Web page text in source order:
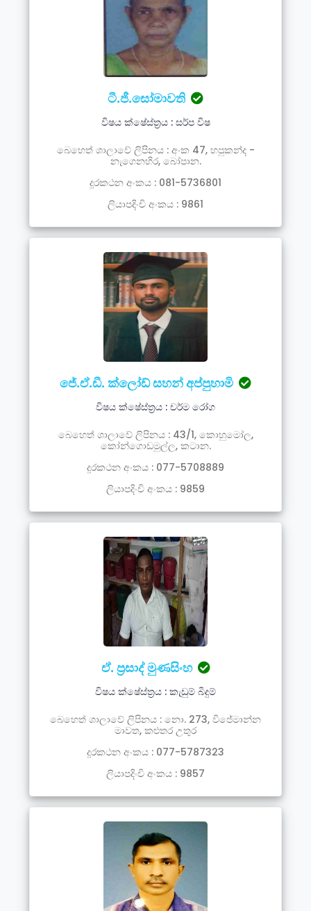
ටී.ජී.සෝමාවති
විෂය ක්ෂේස්ත්‍රය : සර්ප විෂ
බෙහෙත් ශාලාවේ ලිපිනය : අංක 47, හපුකන්ද -
නැගෙනහිර, බෝපාන.
දූරකථන අංකය : 081-5736801
ලියාපදිංචි අංකය : 9861
ජේ.ඒ.ඩී. ක්ලෝඩ් සහන් අප්පුහාමි
විෂය ක්ෂේස්ත්‍රය : චර්ම රෝග
බෙහෙත් ශාලාවේ ලිපිනය : 43/1, කොහුමෝල,
කෝන්ගොඩමුල්ල, කටාන.
දූරකථන අංකය : 077-5708889
ලියාපදිංචි අංකය : 9859
ඒ. ප්‍රසාද් මුණසිංහ
විෂය ක්ෂේස්ත්‍රය : කැඩුම් බිදුම්
බෙහෙත් ශාලාවේ ලිපිනය : නො. 273, විජේමාන්න
මාවත, කළුතර උතුර
දූරකථන අංකය : 077-5787323
ලියාපදිංචි අංකය : 9857